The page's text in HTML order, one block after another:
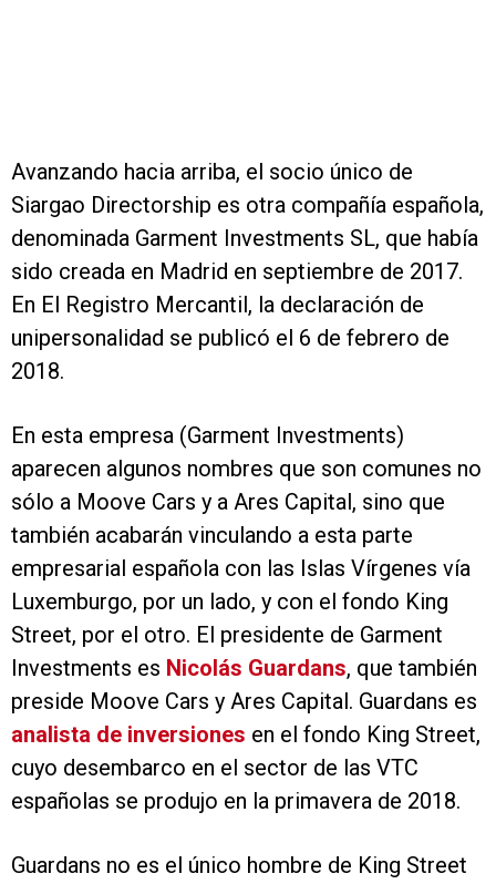
Avanzando hacia arriba, el socio único de
Siargao Directorship es otra compañía española,
denominada Garment Investments SL, que había
sido creada en Madrid en septiembre de 2017.
En El Registro Mercantil, la declaración de
unipersonalidad se publicó el 6 de febrero de
2018.
En esta empresa (Garment Investments)
aparecen algunos nombres que son comunes no
sólo a Moove Cars y a Ares Capital, sino que
también acabarán vinculando a esta parte
empresarial española con las Islas Vírgenes vía
Luxemburgo, por un lado, y con el fondo King
Street, por el otro. El presidente de Garment
Investments es Nicolás Guardans, que también
preside Moove Cars y Ares Capital. Guardans es
analista de inversiones en el fondo King Street,
cuyo desembarco en el sector de las VTC
españolas se produjo en la primavera de 2018.
Guardans no es el único hombre de King Street